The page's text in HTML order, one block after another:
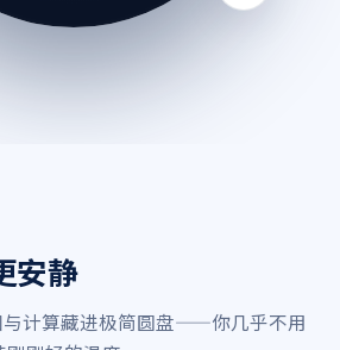
安静
与计算藏进极简圆盘——你几乎不用